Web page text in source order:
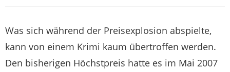
Was sich während der Preisexplosion abspielte,
kann von einem Krimi kaum übertroffen werden.
Den bisherigen Höchstpreis hatte es im Mai 2007